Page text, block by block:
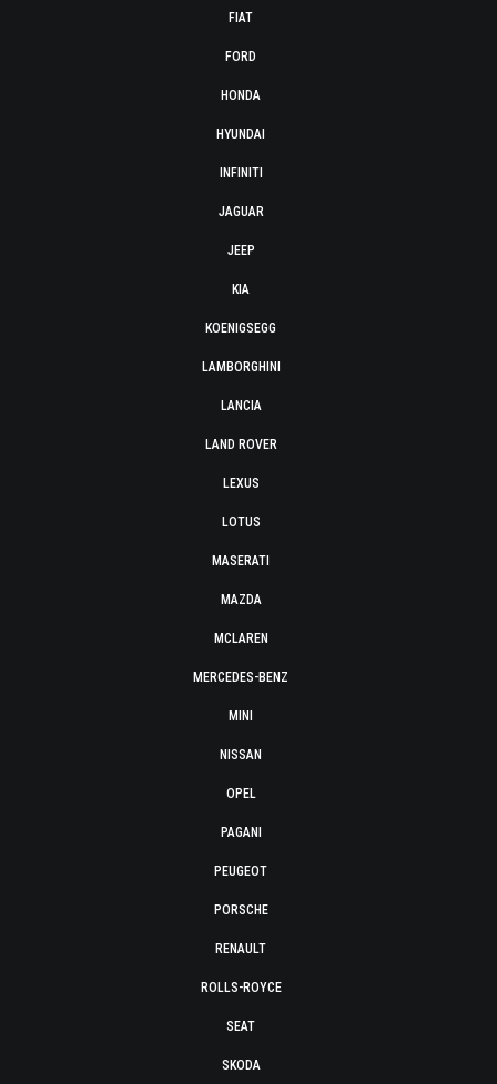
FIAT
FORD
HONDA
HYUNDAI
INFINITI
JAGUAR
JEEP
KIA
KOENIGSEGG
LAMBORGHINI
LANCIA
LAND ROVER
LEXUS
LOTUS
MASERATI
MAZDA
MCLAREN
MERCEDES-BENZ
MINI
NISSAN
OPEL
PAGANI
PEUGEOT
PORSCHE
RENAULT
ROLLS-ROYCE
SEAT
SKODA